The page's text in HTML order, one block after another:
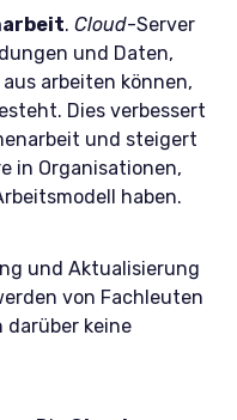
. Cloud-Server
und Daten,
arbeiten können,
Dies verbessert
und steigert
in Organisationen,
haben.
und Aktualisierung
von Fachleuten
darüber keine